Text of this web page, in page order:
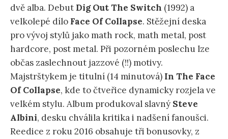
dvě alba. Debut Dig Out The Switch (1992) a
velkolepé dílo Face Of Collapse. Stěžejní deska
pro vývoj stylů jako math rock, math metal, post
hardcore, post metal. Při pozorném poslechu lze
občas zaslechnout jazzové (!!) motivy.
Majstrštykem je titulní (14 minutová) In The Face
Of Collapse, kde to čtveřice dynamicky rozjela ve
velkém stylu. Album produkoval slavný Steve
Albini, desku chválila kritika i nadšení fanoušci.
Reedice z roku 2016 obsahuje tři bonusovky, z